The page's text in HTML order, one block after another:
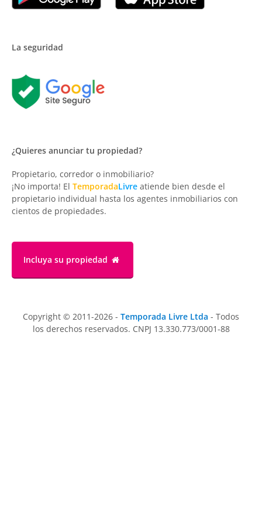
La seguridad
¿Quieres anunciar tu propiedad?
Propietario, corredor o inmobiliario?
¡No importa! El TemporadaLivre atiende bien desde el
propietario individual hasta los agentes inmobiliarios con
cientos de propiedades.
Incluya su propiedad
Copyright © 2011-2026 - Temporada Livre Ltda - Todos
los derechos reservados. CNPJ 13.330.773/0001-88